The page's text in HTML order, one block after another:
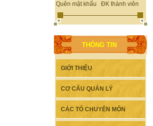
Quên mật khẩu ĐK thành viên
THÔNG TIN
GIỚI THIỆU
CƠ CẤU QUẢN LÝ
CÁC TỔ CHUYÊN MÔN